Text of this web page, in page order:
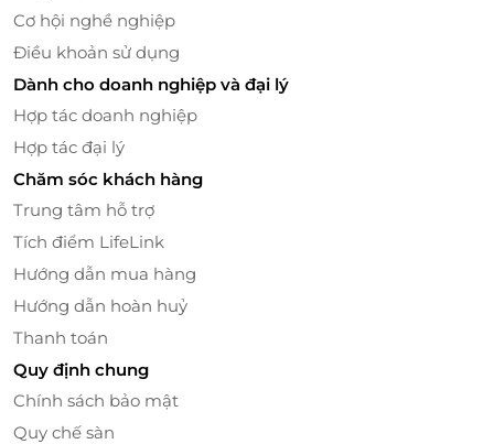
Cơ hội nghề nghiệp
Điều khoản sử dụng
Dành cho doanh nghiệp và đại lý
Hợp tác doanh nghiệp
Hợp tác đại lý
Chăm sóc khách hàng
Trung tâm hỗ trợ
Tích điểm LifeLink
Hướng dẫn mua hàng
Hướng dẫn hoàn huỷ
Thanh toán
Quy định chung
Chính sách bảo mật
Quy chế sàn